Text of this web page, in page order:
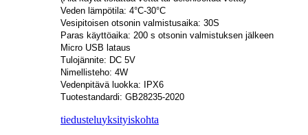
Veden lämpötila: 4°C-30°C
Vesipitoisen otsonin valmistusaika: 30S
Paras käyttöaika: 200 s otsonin valmistuksen jälkeen
Micro USB lataus
Tulojännite: DC 5V
Nimellisteho: 4W
Vedenpitävä luokka: IPX6
Tuotestandardi: GB28235-2020
tiedusteluyksityiskohta